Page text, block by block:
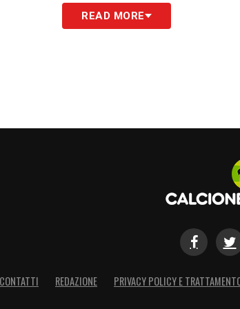
READ MORE
CONTATTI REDAZIONE PRIVACY POLICY E